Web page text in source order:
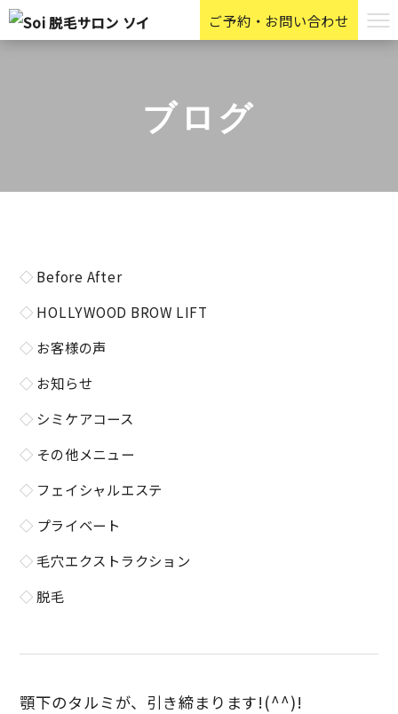
ご予約・お問い合わせ
ブログ
Before After
HOLLYWOOD BROW LIFT
お客様の声
お知らせ
シミケアコース
その他メニュー
フェイシャルエステ
プライベート
毛穴エクストラクション
脱毛
顎下のタルミが、引き締まります!(^^)!